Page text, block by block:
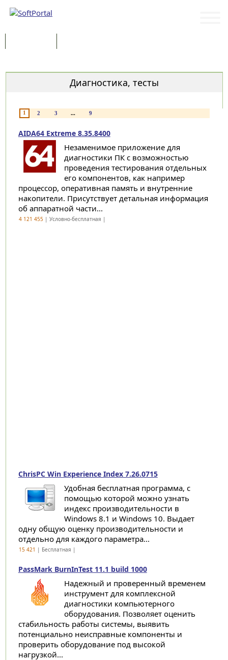
Диагностика, тесты
1 2 3 ... 9
AIDA64 Extreme 8.35.8400
Незаменимое приложение для
диагностики ПК с возможностью
проведения тестирования отдельных
его компонентов, как например
процессор, оперативная память и внутренние
накопители. Присутствует детальная информация
об аппаратной части...
4 121 455| Условно-бесплатная |
ChrisPC Win Experience Index 7.26.0715
Удобная бесплатная программа, с
помощью которой можно узнать
индекс производительности в
Windows 8.1 и Windows 10. Выдает
одну общую оценку производительности и
отдельно для каждого параметра...
15 421 | Бесплатная |
PassMark BurnInTest 11.1 build 1000
Надежный и проверенный временем
инструмент для комплексной
диагностики компьютерного
оборудования. Позволяет оценить
стабильность работы системы, выявить
потенциально неисправные компоненты и
проверить оборудование под высокой
нагрузкой...